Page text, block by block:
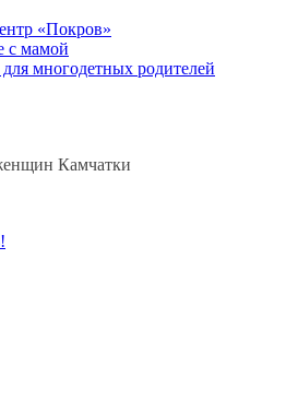
«Покров»
с мамой
многодетных родителей